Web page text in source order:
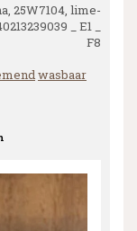
25W7104, lime-
_ E1 _
F8
wasbaar